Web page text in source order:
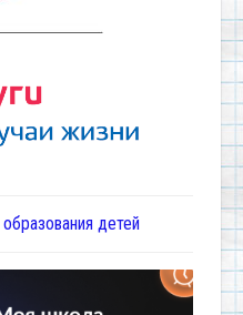
детей